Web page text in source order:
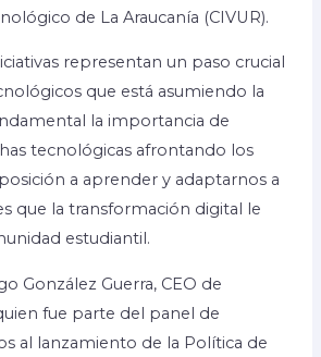
de La Araucanía (CIVUR).
representan un paso crucial
que está asumiendo la
la importancia de
tecnológicas afrontando los
a aprender y adaptarnos a
que la transformación digital le
estudiantil.
González Guerra, CEO de
fue parte del panel de
al lanzamiento de la Política de